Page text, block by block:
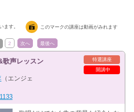
ます。 このマークの講座は動画がみれます
2 次へ 最後へ
特選講座
開講中
歌声レッスン
（エンジェ